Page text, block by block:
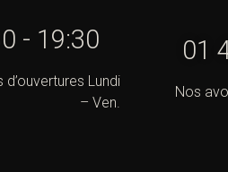
- 19:30
Lundi
– Ven.
01
Nos